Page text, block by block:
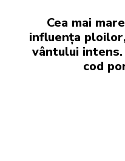
Cea mai
influența
vântului
cod